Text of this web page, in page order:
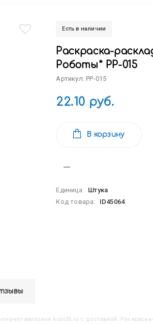
Есть в наличии
Раскраска-
Роботы* РР-015
Артикул: РР-015
22.10 руб.
В корзину
Единица:
Штука
Код товара:
ID45064
магазине kupi35.ru с доставкой.